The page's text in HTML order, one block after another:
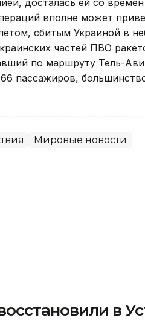
досталась ей со
вполне может
сбитым Украиной в
частей ПВО
по маршруту Тель-
66 пассажиров,
Мировые новости
в